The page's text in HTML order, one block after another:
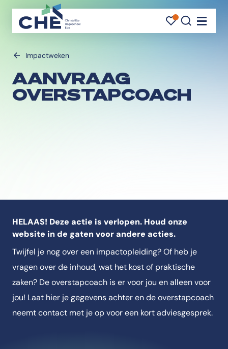
Impactweken
AANVRAAG
OVERSTAPCOACH
HELAAS! Deze actie is verlopen. Houd onze
website in de gaten voor andere acties.
Twijfel je nog over een impactopleiding? Of heb je
vragen over de inhoud, wat het kost of praktische
zaken? De overstapcoach is er voor jou en alleen voor
jou! Laat hier je gegevens achter en de overstapcoach
neemt contact met je op voor een kort adviesgesprek.